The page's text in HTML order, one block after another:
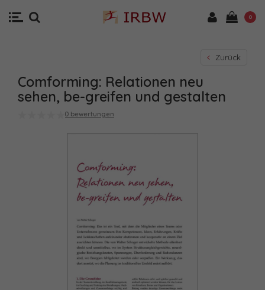
0
Zurück
Comforming: Relationen neu
sehen, be-greifen und gestalten
0 bewertungen